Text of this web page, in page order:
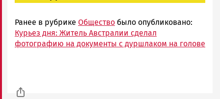
Ранее в рубрике Общество было опубликовано:
Курьез дня: Житель Австралии сделал
фотографию на документы с дуршлаком на голове